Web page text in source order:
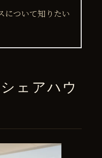
について知りたい
ェアハウ